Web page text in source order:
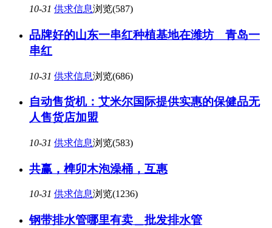
10-31 供求信息浏览(587)
品牌好的山东一串红种植基地在潍坊 青岛一
串红
10-31 供求信息浏览(686)
自动售货机：艾米尔国际提供实惠的保健品无
人售货店加盟
10-31 供求信息浏览(583)
共赢，榫卯木泡澡桶，互惠
10-31 供求信息浏览(1236)
钢带排水管哪里有卖＿批发排水管